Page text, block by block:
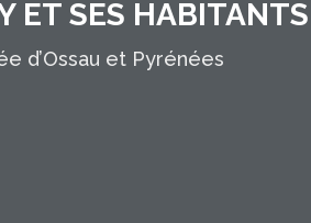
ET SES HABITANTS
d’Ossau et Pyrénées